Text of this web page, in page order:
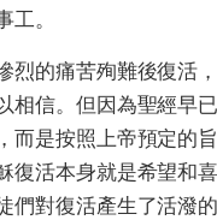
工。
烈的痛苦殉難後復活
相信。但因為聖經早
而是按照上帝預定的旨
復活本身就是希望和喜
們對復活產生了活潑